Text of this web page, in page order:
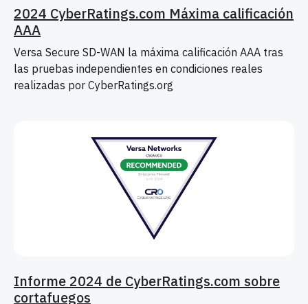
2024 CyberRatings.com Máxima calificación
AAA
Versa Secure SD-WAN la máxima calificación AAA tras
las pruebas independientes en condiciones reales
realizadas por CyberRatings.org
Informe 2024 de CyberRatings.com sobre
cortafuegos